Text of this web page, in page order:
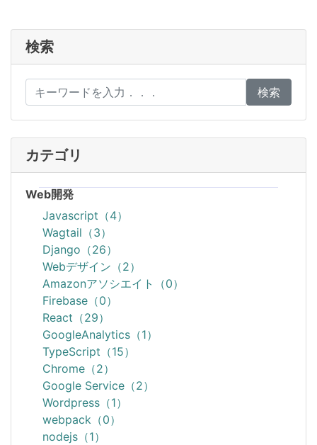
検索
検索
カテゴリ
Web開発
Javascript（4）
Wagtail（3）
Django（26）
Webデザイン（2）
Amazonアソシエイト（0）
Firebase（0）
React（29）
GoogleAnalytics（1）
TypeScript（15）
Chrome（2）
Google Service（2）
Wordpress（1）
webpack（0）
nodejs（1）